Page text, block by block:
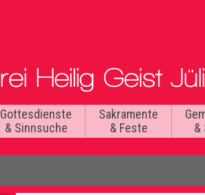
Gottesdienste
& Sinnsuche
Sakramente
& Feste
&